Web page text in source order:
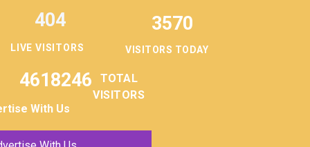
LIVE VISITORS
404 3570
VISITORS TODAY
4618246
TOTAL
VISITORS
With Us